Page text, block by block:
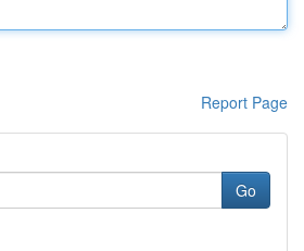
Report Page
Go